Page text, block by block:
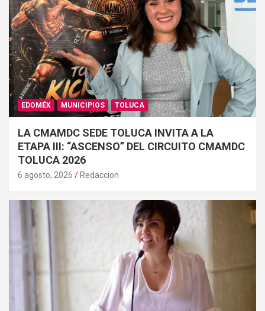
EDOMÉX MUNICIPIOS TOLUCA
LA CMAMDC SEDE TOLUCA INVITA A LA
ETAPA III: “ASCENSO” DEL CIRCUITO CMAMDC
TOLUCA 2026
6 agosto, 2026 Redaccion